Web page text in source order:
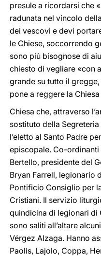
presule a ricordarsi che
radunata nel vincolo
dei vescovi e devi
le Chiese, soccorrendo
sono più bisognose di
chiesto di vegliare «con
grande su tutto il
pone a reggere la
Chiesa che, attraverso
sostituto della
l’eletto al Santo Padre
episcopale. Co-
Bertello, presidente del
Bryan Farrell, legionario
Pontificio Consiglio per
Cristiani. Il servizio
quindicina di legionari di
sono saliti all’altare
Vérgez Alzaga. Hanno
Paolis, Lajolo, Coppa,